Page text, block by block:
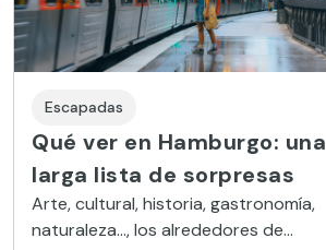
Escapadas
Qué ver en Hamburgo: una
larga lista de sorpresas
Arte, cultural, historia, gastronomía,
naturaleza…, los alrededores de